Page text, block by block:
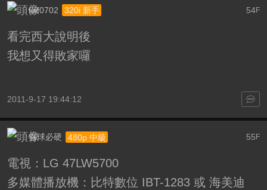
54F
leif0702 320i 新手
看完西大說明後
我想又得敗家囉
2011-9-17 19:44:12
55 F
有球必硬 480p 中級
電視：LG 47LW5700
多媒體播放機：比特數位 IBT-1283 或 海美迪